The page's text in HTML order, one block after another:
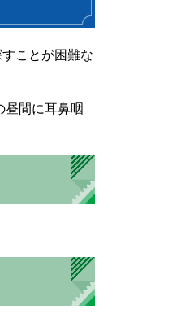
ことが困難な
昼間に耳鼻咽